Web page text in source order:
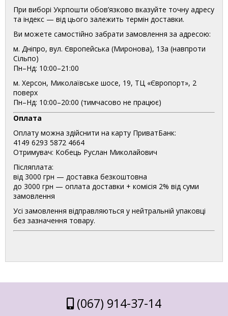
При виборі Укрпошти обов’язково вказуйте точну адресу
та індекс — від цього залежить термін доставки.
Ви можете самостійно забрати замовлення за адресою:
м. Дніпро, вул. Європейська (Миронова), 13а (навпроти
Сільпо)
Пн–Нд: 10:00–21:00
м. Херсон, Миколаївське шосе, 19, ТЦ «Європорт», 2
поверх
Пн–Нд: 10:00–20:00 (тимчасово не працює)
Оплата
Оплату можна здійснити на карту ПриватБанк:
4149 6293 5872 4664
Отримувач: Кобець Руслан Миколайович
Післяплата:
від 3000 грн — доставка безкоштовна
до 3000 грн — оплата доставки + комісія 2% від суми
замовлення
Усі замовлення відправляються у нейтральній упаковці
без зазначення товару.
(067) 914-37-14